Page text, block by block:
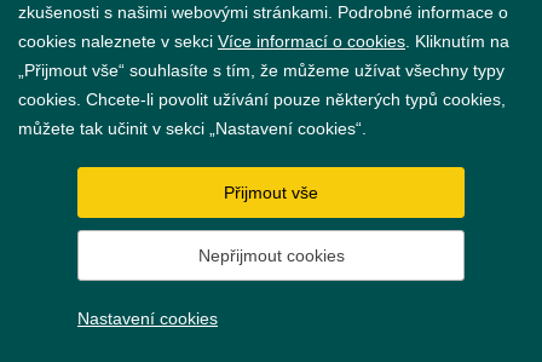
Vytvořil webProgress
zkušenosti s našimi webovými stránkami. Podrobné informace o
cookies naleznete v sekci Více informací o cookies . Kliknutím na
„Přijmout vše“ souhlasíte s tím, že můžeme užívat všechny typy
cookies. Chcete-li povolit užívání pouze některých typů cookies,
můžete tak učinit v sekci „Nastavení cookies“.
Přijmout vše
Nepřijmout cookies
Nastavení cookies